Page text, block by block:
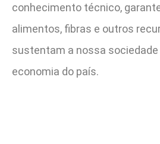
conhecimento técnico,
alimentos, fibras e outros
sustentam a nossa
economia do país.